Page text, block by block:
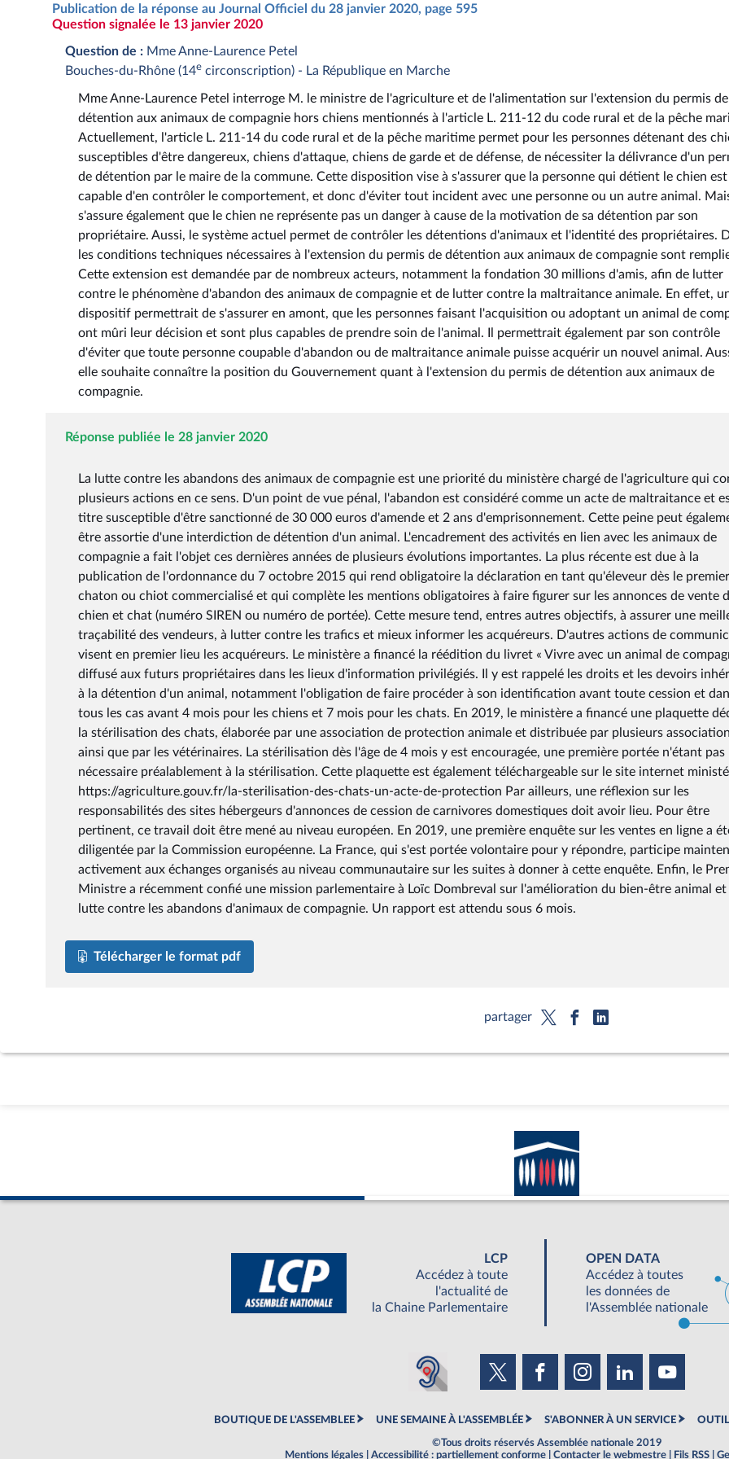
Publication de la réponse au Journal Officiel du 28 janvier 2020, page 595
Question signalée le 13 janvier 2020
Question de : Mme Anne-Laurence Petel
Bouches-du-Rhône (14e circonscription) - La République en Marche
Mme Anne-Laurence Petel interroge M. le ministre de l'agriculture et de l'alimentation sur l'extension du permis de
détention aux animaux de compagnie hors chiens mentionnés à l'article L. 211-12 du code rural et de la pêche
Actuellement, l'article L. 211-14 du code rural et de la pêche maritime permet pour les personnes détenant des
susceptibles d'être dangereux, chiens d'attaque, chiens de garde et de défense, de nécessiter la délivrance d'un
de détention par le maire de la commune. Cette disposition vise à s'assurer que la personne qui détient le chien est
capable d'en contrôler le comportement, et donc d'éviter tout incident avec une personne ou un autre animal.
s'assure également que le chien ne représente pas un danger à cause de la motivation de sa détention par son
propriétaire. Aussi, le système actuel permet de contrôler les détentions d'animaux et l'identité des propriétaires.
les conditions techniques nécessaires à l'extension du permis de détention aux animaux de compagnie sont
Cette extension est demandée par de nombreux acteurs, notamment la fondation 30 millions d'amis, afin de lutter
contre le phénomène d'abandon des animaux de compagnie et de lutter contre la maltraitance animale. En effet,
dispositif permettrait de s'assurer en amont, que les personnes faisant l'acquisition ou adoptant un animal de
ont mûri leur décision et sont plus capables de prendre soin de l'animal. Il permettrait également par son contrôle
d'éviter que toute personne coupable d'abandon ou de maltraitance animale puisse acquérir un nouvel animal.
elle souhaite connaître la position du Gouvernement quant à l'extension du permis de détention aux animaux de
compagnie.
Réponse publiée le 28 janvier 2020
La lutte contre les abandons des animaux de compagnie est une priorité du ministère chargé de l'agriculture qui
plusieurs actions en ce sens. D'un point de vue pénal, l'abandon est considéré comme un acte de maltraitance et
titre susceptible d'être sanctionné de 30 000 euros d'amende et 2 ans d'emprisonnement. Cette peine peut
être assortie d'une interdiction de détention d'un animal. L'encadrement des activités en lien avec les animaux de
compagnie a fait l'objet ces dernières années de plusieurs évolutions importantes. La plus récente est due à la
publication de l'ordonnance du 7 octobre 2015 qui rend obligatoire la déclaration en tant qu'éleveur dès le premier
chaton ou chiot commercialisé et qui complète les mentions obligatoires à faire figurer sur les annonces de vente
chien et chat (numéro SIREN ou numéro de portée). Cette mesure tend, entres autres objectifs, à assurer une
traçabilité des vendeurs, à lutter contre les trafics et mieux informer les acquéreurs. D'autres actions de
visent en premier lieu les acquéreurs. Le ministère a financé la réédition du livret « Vivre avec un animal de
diffusé aux futurs propriétaires dans les lieux d'information privilégiés. Il y est rappelé les droits et les devoirs
à la détention d'un animal, notamment l'obligation de faire procéder à son identification avant toute cession et
tous les cas avant 4 mois pour les chiens et 7 mois pour les chats. En 2019, le ministère a financé une plaquette
la stérilisation des chats, élaborée par une association de protection animale et distribuée par plusieurs
ainsi que par les vétérinaires. La stérilisation dès l'âge de 4 mois y est encouragée, une première portée n'étant pas
nécessaire préalablement à la stérilisation. Cette plaquette est également téléchargeable sur le site internet
https://agriculture.gouv.fr/la-sterilisation-des-chats-un-acte-de-protection Par ailleurs, une réflexion sur les
responsabilités des sites hébergeurs d'annonces de cession de carnivores domestiques doit avoir lieu. Pour être
pertinent, ce travail doit être mené au niveau européen. En 2019, une première enquête sur les ventes en ligne a
diligentée par la Commission européenne. La France, qui s'est portée volontaire pour y répondre, participe
activement aux échanges organisés au niveau communautaire sur les suites à donner à cette enquête. Enfin, le
Ministre a récemment confié une mission parlementaire à Loïc Dombreval sur l'amélioration du bien-être animal et
lutte contre les abandons d'animaux de compagnie. Un rapport est attendu sous 6 mois.
Télécharger le format pdf
partager
LCP
Accédez à toute
l'actualité de
la Chaine Parlementaire
OPEN DATA
Accédez à toutes
les données de
l'Assemblée nationale
BOUTIQUE DE L'ASSEMBLEE UNE SEMAINE À L'ASSEMBLÉE S'ABONNER À UN SERVICE
©Tous droits réservés Assemblée nationale 2019
Mentions légales
Accessibilité : partiellement conforme Contacter le webmestre Fils RSS